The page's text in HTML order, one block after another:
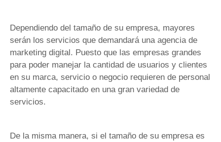
Dependiendo del tamaño de su empresa, mayores
serán los servicios que demandará una agencia de
marketing digital. Puesto que las empresas grandes
para poder manejar la cantidad de usuarios y clientes
en su marca, servicio o negocio requieren de personal
altamente capacitado en una gran variedad de
servicios.
De la misma manera, si el tamaño de su empresa es